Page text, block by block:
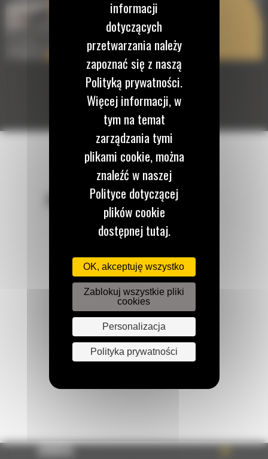
POZOSTAŃMY W KONTAKCIE
Zadzwoń do nas
122 100 122
Napisz do nas
WYŚLIJ WIADOMOŚĆ
OFERTA
informacji
dotyczących
przetwarzania należy
zapoznać się z naszą
Polityką prywatności.
Więcej informacji, w
tym na temat
zarządzania tymi
plikami cookie, można
znaleźć w naszej
Polityce dotyczącej
plików cookie
dostępnej tutaj.
OK, akceptuję wszystko
Zablokuj wszystkie pliki
cookies
Personalizacja
Polityka prywatności